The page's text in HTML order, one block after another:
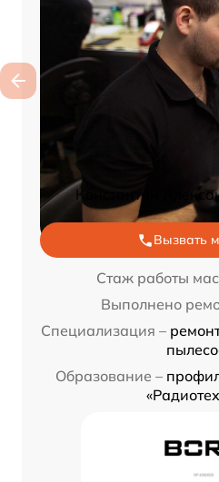
Константин
Вызвать
Стаж работы
Выполнено
Специализация –
Образование –